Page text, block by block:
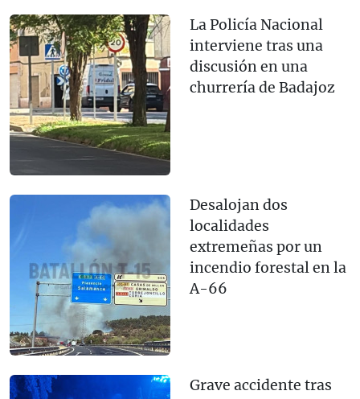
La Policía Nacional
interviene tras una
discusión en una
churrería de Badajoz
Desalojan dos
localidades
extremeñas por un
incendio forestal en la
A-66
Grave accidente tras